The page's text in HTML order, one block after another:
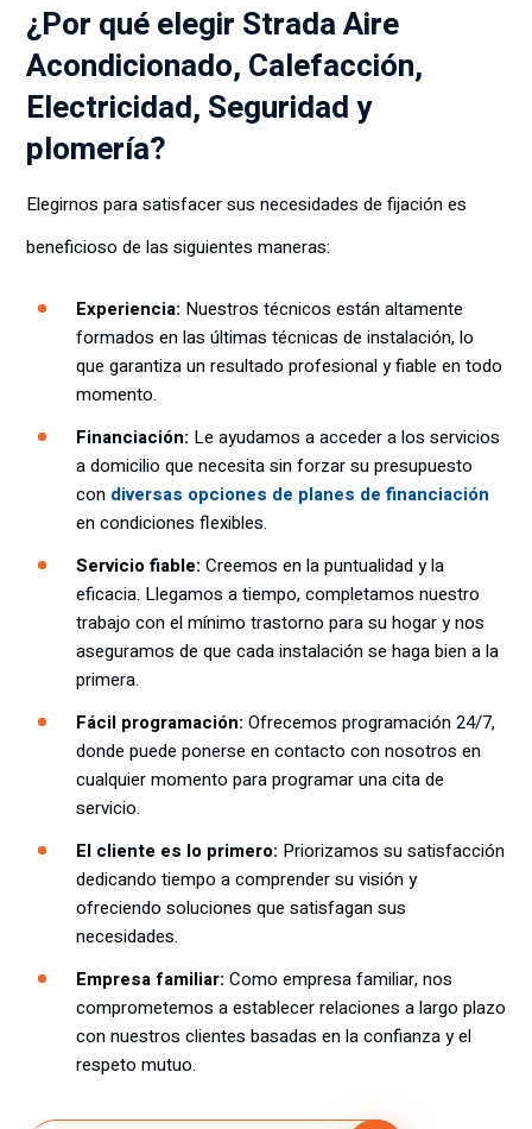
¿Por qué elegir Strada Aire
Acondicionado, Calefacción,
Electricidad, Seguridad y
plomería?
Elegirnos para satisfacer sus necesidades de fijación es
beneficioso de las siguientes maneras:
Experiencia: Nuestros técnicos están altamente
formados en las últimas técnicas de instalación, lo
que garantiza un resultado profesional y fiable en todo
momento.
Financiación: Le ayudamos a acceder a los servicios
a domicilio que necesita sin forzar su presupuesto
con diversas opciones de planes de financiación
en condiciones flexibles.
Servicio fiable: Creemos en la puntualidad y la
eficacia. Llegamos a tiempo, completamos nuestro
trabajo con el mínimo trastorno para su hogar y nos
aseguramos de que cada instalación se haga bien a la
primera.
Fácil programación: Ofrecemos programación 24/7,
donde puede ponerse en contacto con nosotros en
cualquier momento para programar una cita de
servicio.
El cliente es lo primero: Priorizamos su satisfacción
dedicando tiempo a comprender su visión y
ofreciendo soluciones que satisfagan sus
necesidades.
Empresa familiar: Como empresa familiar, nos
comprometemos a establecer relaciones a largo plazo
con nuestros clientes basadas en la confianza y el
respeto mutuo.